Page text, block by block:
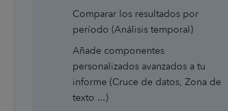
Comparar los resultados por
período (Análisis temporal)
Añade componentes
personalizados avanzados a tu
informe (Cruce de datos, Zona de
texto ...)